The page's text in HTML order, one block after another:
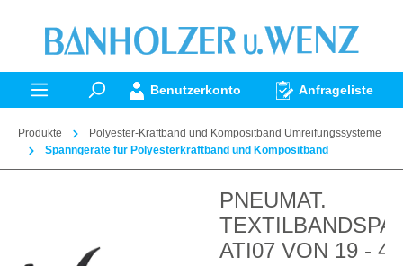
springen
Benutzerkonto Anfrageliste
Produkte
Polyester-Kraftband und Kompositband Umreifungssysteme
Spanngeräte für Polyesterkraftband und Kompositband
PNEUMAT.
ATI07 VON 19 -